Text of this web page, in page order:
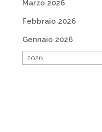
Marzo 2026
Febbraio 2026
Gennaio 2026